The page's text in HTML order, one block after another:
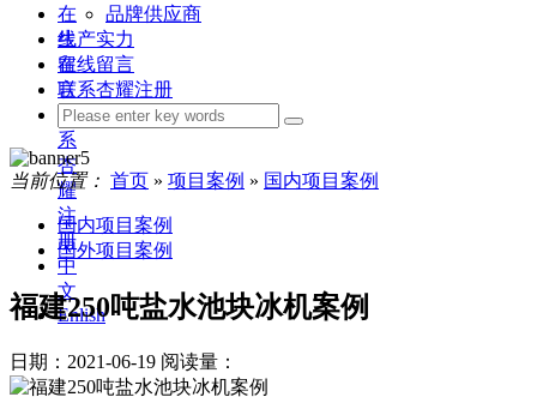
在
线
留
言
联
系
杏
耀
注
册
中
文
Enlish
品牌供应商
生产实力
在线留言
联系杏耀注册
当前位置： 首页 » 项目案例 » 国内项目案例
国内项目案例
国外项目案例
福建250吨盐水池块冰机案例
日期：2021-06-19 阅读量：